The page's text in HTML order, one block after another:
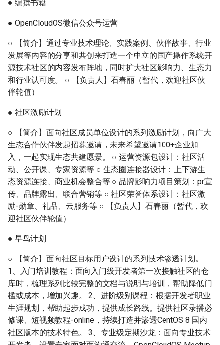
● 编撰书籍
● OpenCloudOS微信公众号运营
○ 【简介】通过专业技术理论、实践案例、伙伴故事、行业
发展等内容的分享和共创来打造一个中立的国产操作系统开
源技术社区的内容发布阵地，同时扩大社区影响力、生态力
和行业认可度。 ○ 【负责人】石春丽（暂代，欢迎社区伙
伴轮值）
● 社区激励计划
○ 【简介】面向社区成员单位设计的系列激励计划，向广大
生态合作伙伴发起招募邀请，未来希望邀请100+企业加
入，一起实现生态共建愿景。 ○ 运营资源包设计：社区活
动、公开课、专家资源等 ○ 生态圈连接器设计：上下游生
态资源连接、商业机会整合等 ○ 品牌影响力项目策划：pr宣
传、品牌露出、联合营销等 ○ 社区荣誉体系设计：社区激
励-勋章、礼品、云服务等 ○ 【负责人】石春丽（暂代，欢
迎社区伙伴轮值）
● 早鸟计划
○ 【简介】面向社区目标用户设计的系列技术渗透计划。
1、入门培训教程：面向入门级开发者第一次接触社区的仓
库时，梳理系列比较完整的文档与说明与培训，帮助降低门
槛或成本，增加兴趣。 2、进阶级别课程：根据开发者职业
生涯规划，帮助起步成功，提供成长路线。提供社区录播必
修课、短视频教程-online，持续打造并渗透CentOS 8 国内
社区版本的技术特色。 3、专业级定期沙龙：面向专业技术